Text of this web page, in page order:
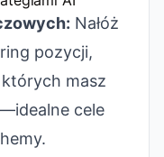
Nałóż
pozycji,
masz
cele